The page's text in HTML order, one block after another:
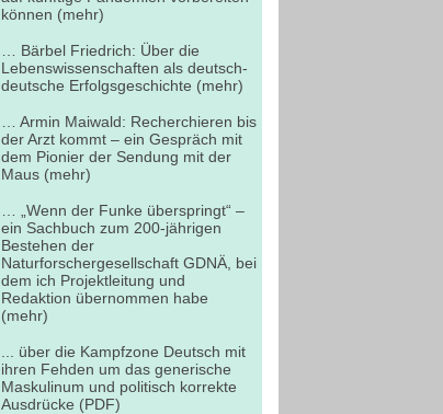
können (mehr)
… Bärbel Friedrich: Über die
Lebenswissenschaften als deutsch-
deutsche Erfolgsgeschichte (mehr)
… Armin Maiwald: Recherchieren bis
der Arzt kommt – ein Gespräch mit
dem Pionier der Sendung mit der
Maus (mehr)
… „Wenn der Funke überspringt“ –
ein Sachbuch zum 200-jährigen
Bestehen der
Naturforschergesellschaft GDNÄ, bei
dem ich Projektleitung und
Redaktion übernommen habe
(mehr)
... über die Kampfzone Deutsch mit
ihren Fehden um das generische
Maskulinum und politisch korrekte
Ausdrücke (PDF)